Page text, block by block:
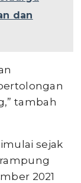
dan
tambah
sejak
2021